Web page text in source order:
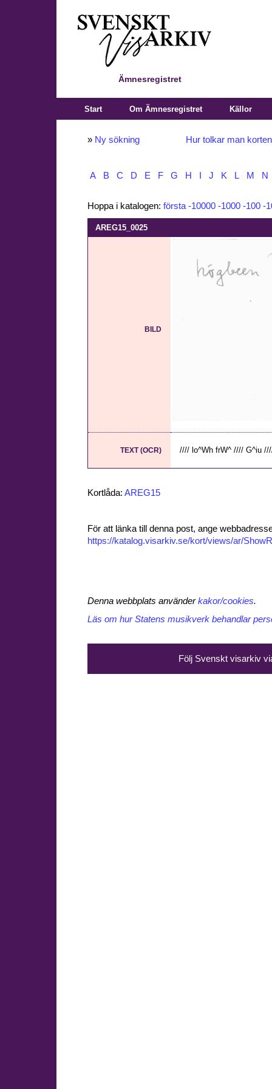
Ämnesregistret
Start Om Ämnesregistret Källor
» Ny sökning Hur tolkar man
A B C D E F G H J K L M N
Hoppa i katalogen: första -10000 -1000 -100 -
AREG15_0025
BILD
TEXT (OCR) //// lo^Wh frW^ //// G^iu
Kortlåda: AREG15
För att länka till denna post, ange
https://katalog.visarkiv.se/kort/views/ar/
Denna webbplats använderkakor/cookies.
Läs om hur Statens musikverk behandlar
Följ Svenskt visarkiv